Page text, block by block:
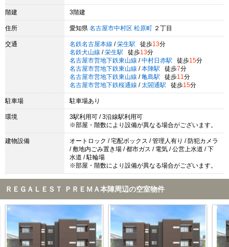
階建 3階建
住所 愛知県 名古屋市中村区 松原町 ２丁目
交通 名鉄名古屋本線 / 栄生駅 徒歩13分
名鉄犬山線 / 栄生駅 徒歩13分
名古屋市営地下鉄東山線 / 中村日赤駅 徒歩15分
名古屋市営地下鉄東山線 / 本陣駅 徒歩7分
名古屋市営地下鉄東山線 / 亀島駅 徒歩11 分
名古屋市営地下鉄桜通線 / 太閤通駅 徒歩15分
駐車場 駐車場あり
環境
3駅利用可 / 3沿線駅利用可
※部屋・階数により設備が異なる場合がございます。
建物設備
オートロック / 宅配ボックス / 管理人有り / 防犯カメラ
/ 敷地内ごみ置き場 / 都市ガス / 電気 / 公営上水道 / 下
水道 / 駐輪場
※部屋・階数により設備が異なる場合がございます。
ＲＥＧＡＬＥＳＴ ＰＲＥＭＡ本陣周辺の空室物件